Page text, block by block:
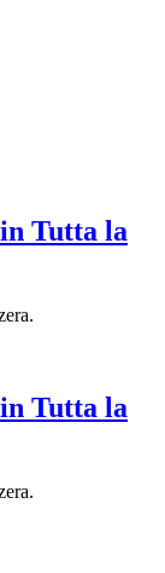
Tutta la
Tutta la